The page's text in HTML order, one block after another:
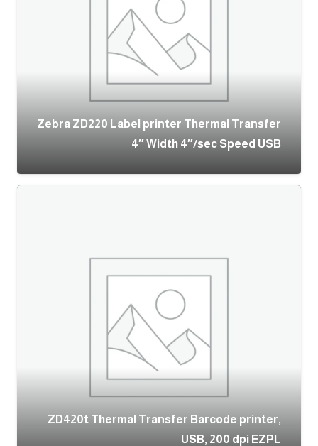
Zebra ZD220 Label printer Thermal Transfer
4″ Width 4″/sec Speed USB
ZD420t Thermal Transfer Barcode printer,
USB, 200 dpi EZPL